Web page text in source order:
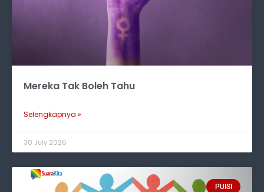
Mereka Tak Boleh Tahu
Selengkapnya »
30 July 2026
PUISI